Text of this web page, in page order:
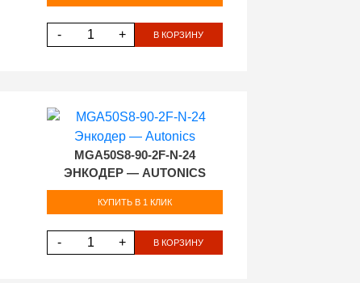
- + В КОРЗИНУ
MGA50S8-90-2F-N-24
ЭНКОДЕР — AUTONICS
КУПИТЬ В 1 КЛИК
- + В КОРЗИНУ